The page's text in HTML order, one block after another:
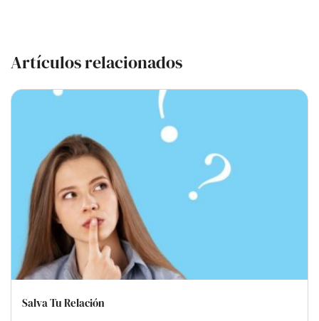
Artículos relacionados
Salva Tu Relación